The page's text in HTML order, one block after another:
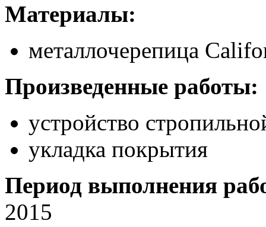
Материалы:
металлочерепица
Произведенные работы:
устройство
укладка покрытия
Период выполнения
2015